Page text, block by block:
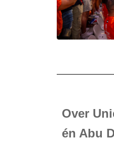
Over
én Abu